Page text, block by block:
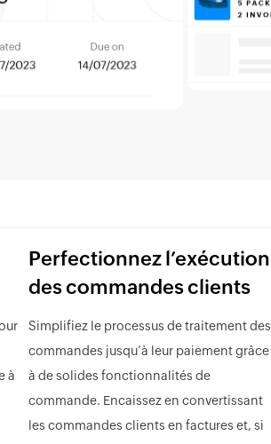
à
Perfectionnez l’exécution
descommandes clients
Simplifiez le processus de traitement des
commandes jusqu’à leur paiement grâce
à de solides fonctionnalités de
commande. Encaissez en convertissant
les commandes clients en factures et, si